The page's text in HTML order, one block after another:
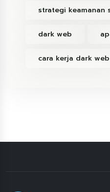
strategi keamanan
dark web
cara kerja dark web